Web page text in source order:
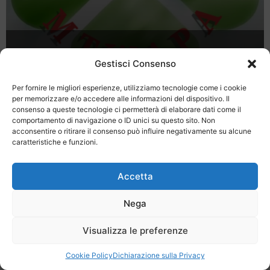
Gestisci Consenso
Per fornire le migliori esperienze, utilizziamo tecnologie come i cookie
per memorizzare e/o accedere alle informazioni del dispositivo. Il
consenso a queste tecnologie ci permetterà di elaborare dati come il
comportamento di navigazione o ID unici su questo sito. Non
acconsentire o ritirare il consenso può influire negativamente su alcune
caratteristiche e funzioni.
Accetta
Nega
Visualizza le preferenze
Cookie PolicyDichiarazione sulla Privacy
Last Minute
Registrati Contatti
SPECIALE LAST MINUTE - SH WEB